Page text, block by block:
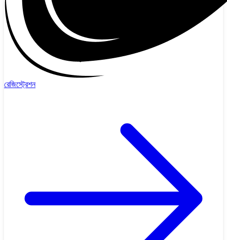
রেজিস্ট্রেশন